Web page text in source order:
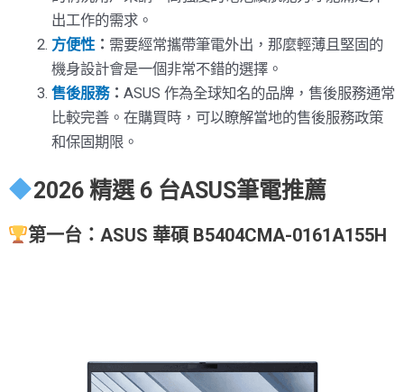
出工作的需求。
方便性： 需要經常攜帶筆電外出，那麼輕薄且堅固的
機身設計會是一個非常不錯的選擇。
售後服務：ASUS 作為全球知名的品牌，售後服務通常
比較完善。在購買時，可以瞭解當地的售後服務政策
和保固期限。
2026 精選 6 台ASUS筆電推薦
第一台：ASUS 華碩 B5404CMA-0161A155H